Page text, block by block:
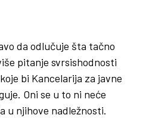
da odlučuje šta tačno
pitanje svrsishodnosti
bi Kancelarija za javne
Oni se u to ni neće
u njihove nadležnosti.